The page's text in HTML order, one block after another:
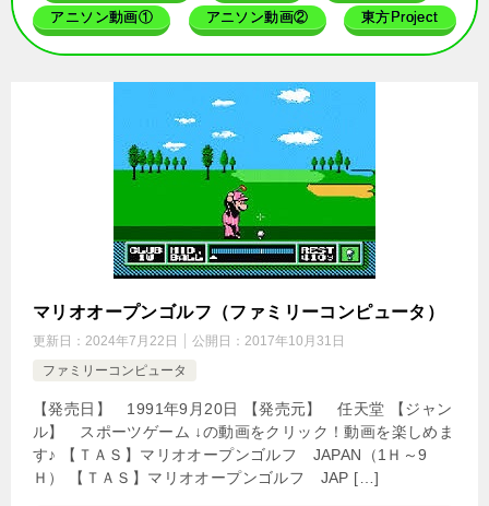
アニソン動画① アニソン動画② 東方Project
マリオオープンゴルフ（ファミリーコンピュータ）
更新日： 2024年7月22日 公開日： 2017年10月31日
ファミリーコンピュータ
【発売日】 1991年9月20日 【発売元】 任天堂 【ジャン
ル】 スポーツゲーム ↓の動画をクリック！動画を楽しめま
す♪ 【ＴＡＳ】マリオオープンゴルフ JAPAN（1Ｈ～9
Ｈ） 【ＴＡＳ】マリオオープンゴルフ JAP […]